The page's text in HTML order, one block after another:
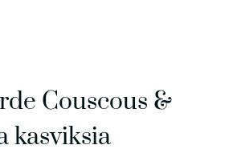
Couscous &
kasviksia